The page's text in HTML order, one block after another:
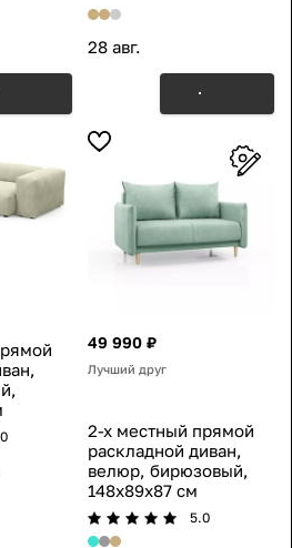
28 авг.
49 990 ₽
Лучший друг
2-х местный прямой
раскладной диван,
велюр, бирюзовый,
148x89x87 см
5.0